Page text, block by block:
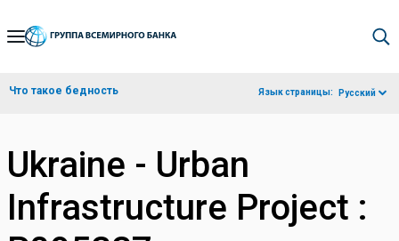
Skip
Navigation
Что такое бедность Язык страницы: Русский
Ukraine - Urban
Infrastructure Project :